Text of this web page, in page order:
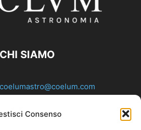
Consenso
CHI SIAMO
coelumastro@coelum.com
SEGUICI